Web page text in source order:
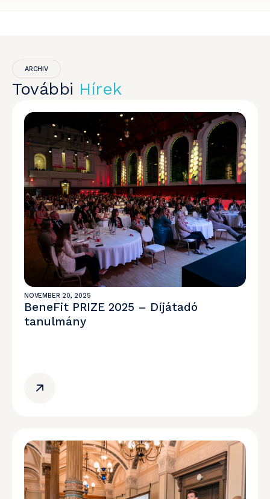
ARCHIV
További Hírek
NOVEMBER 20, 2025
BeneFit PRIZE 2025 – Díjátadó
tanulmány